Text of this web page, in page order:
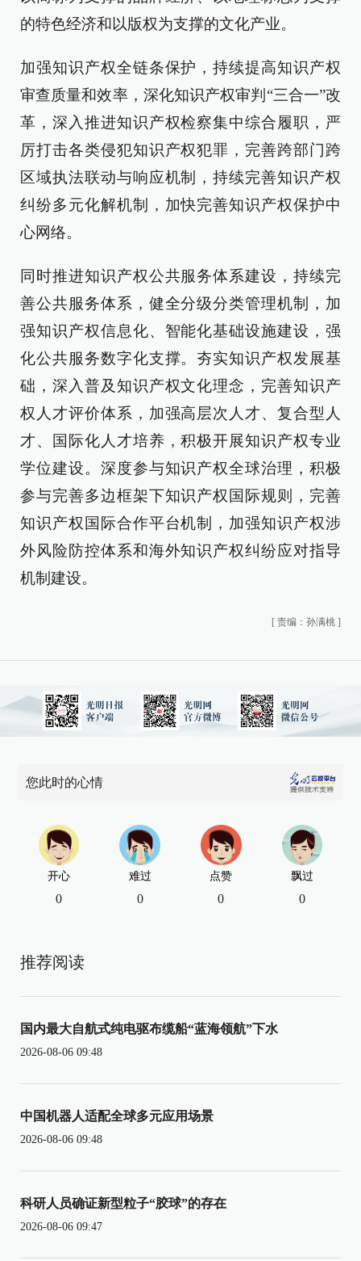
的特色经济和以版权为支撑的文化产业。
加强知识产权全链条保护，持续提高知识产权
审查质量和效率，深化知识产权审判“三合一”改
革，深入推进知识产权检察集中综合履职，严
厉打击各类侵犯知识产权犯罪，完善跨部门跨
区域执法联动与响应机制，持续完善知识产权
纠纷多元化解机制，加快完善知识产权保护中
心网络。
同时推进知识产权公共服务体系建设，持续完
善公共服务体系，健全分级分类管理机制，加
强知识产权信息化、智能化基础设施建设，强
化公共服务数字化支撑。夯实知识产权发展基
础，深入普及知识产权文化理念，完善知识产
权人才评价体系，加强高层次人才、复合型人
才、国际化人才培养，积极开展知识产权专业
学位建设。深度参与知识产权全球治理，积极
参与完善多边框架下知识产权国际规则，完善
知识产权国际合作平台机制，加强知识产权涉
外风险防控体系和海外知识产权纠纷应对指导
机制建设。
[ 责编：孙满桃 ]
您此时的心情
开心
0
难过
0
点赞
0
飘过
0
推荐阅读
国内最大自航式纯电驱布缆船“蓝海领航”下水
2026-08-06 09:48
中国机器人适配全球多元应用场景
2026-08-06 09:48
科研人员确证新型粒子“胶球”的存在
2026-08-06 09:47